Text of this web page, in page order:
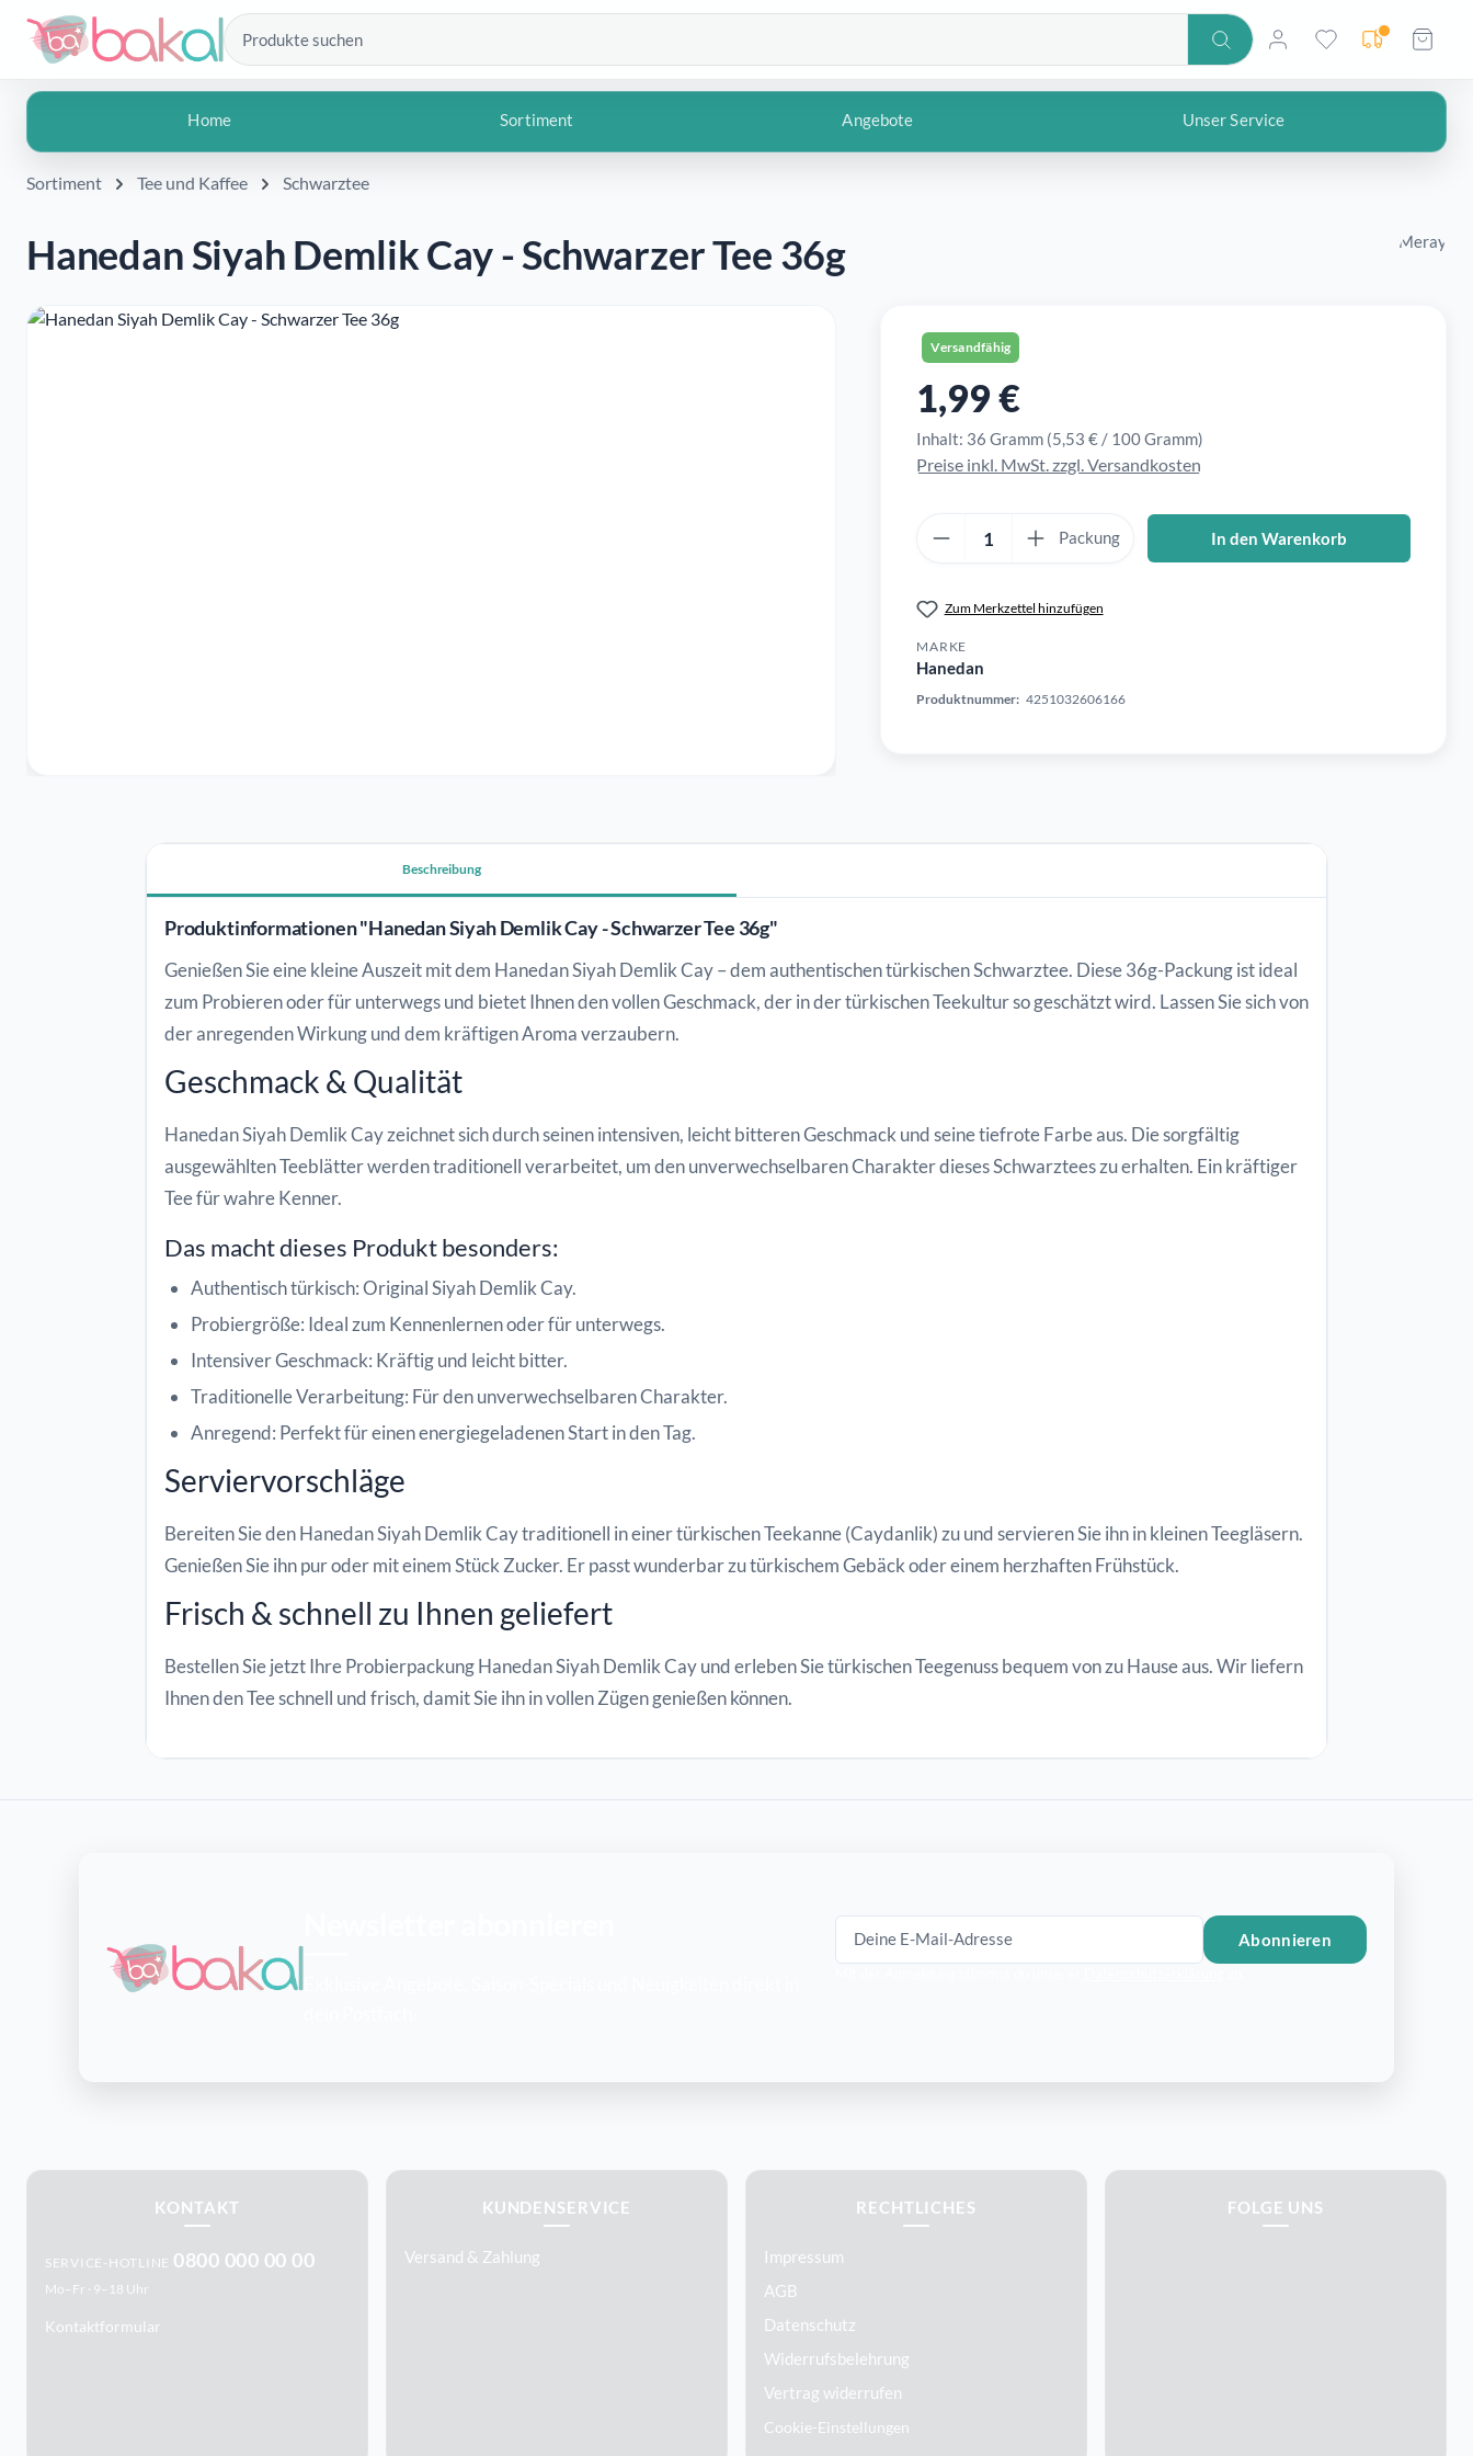
Hauptinhalt springen
Zur Suche springen
Zur Hauptnavigation springen
Zum Hauptinhalt springen
Produkte suchen
Lieferadresse
Home Sortiment Angebote Unser Service
Sortiment Tee und Kaffee Schwarztee
Hanedan Siyah Demlik Cay - Schwarzer Tee 36g Meray
Bildergalerie überspringen
Versandfähig
Regulärer Preis:
1,99 €
Inhalt: 36 Gramm (5,53 € / 100 Gramm)
Preise inkl. MwSt. zzgl. Versandkosten
Produkt Anzahl: Gib den gewünschten Wert ein oder benutze die
Packung In den Warenkorb
Zum Merkzettel hinzufügen
MARKE
Hanedan
Produktnummer: 4251032606166
Beschreibung
Produktinformationen "Hanedan Siyah Demlik Cay - Schwarzer Tee 36g"
Genießen Sie eine kleine Auszeit mit dem Hanedan Siyah Demlik Cay – dem authentischen türkischen Schwarztee. Diese 36g-Packung ist ideal
zum Probieren oder für unterwegs und bietet Ihnen den vollen Geschmack, der in der türkischen Teekultur so geschätzt wird. Lassen Sie sich von
der anregenden Wirkung und dem kräftigen Aroma verzaubern.
Geschmack & Qualität
Hanedan Siyah Demlik Cay zeichnet sich durch seinen intensiven, leicht bitteren Geschmack und seine tiefrote Farbe aus. Die sorgfältig
ausgewählten Teeblätter werden traditionell verarbeitet, um den unverwechselbaren Charakter dieses Schwarztees zu erhalten. Ein kräftiger
Tee für wahre Kenner.
Das macht dieses Produkt besonders:
Authentisch türkisch: Original Siyah Demlik Cay.
Probiergröße: Ideal zum Kennenlernen oder für unterwegs.
Intensiver Geschmack: Kräftig und leicht bitter.
Traditionelle Verarbeitung: Für den unverwechselbaren Charakter.
Anregend: Perfekt für einen energiegeladenen Start in den Tag.
Serviervorschläge
Bereiten Sie den Hanedan Siyah Demlik Cay traditionell in einer türkischen Teekanne (Caydanlik) zu und servieren Sie ihn in kleinen Teegläsern.
Genießen Sie ihn pur oder mit einem Stück Zucker. Er passt wunderbar zu türkischem Gebäck oder einem herzhaften Frühstück.
Frisch & schnell zu Ihnen geliefert
Bestellen Sie jetzt Ihre Probierpackung Hanedan Siyah Demlik Cay und erleben Sie türkischen Teegenuss bequem von zu Hause aus. Wir liefern
Ihnen den Tee schnell und frisch, damit Sie ihn in vollen Zügen genießen können.
Abonnieren
KONTAKT
SERVICE-HOTLINE 0800 000 00 00
Mo–Fr · 9–18 Uhr
Kontaktformular
KUNDENSERVICE
Versand & Zahlung
RECHTLICHES
Impressum
AGB
Datenschutz
Widerrufsbelehrung
Vertrag widerrufen
Cookie-Einstellungen
FOLGE UNS